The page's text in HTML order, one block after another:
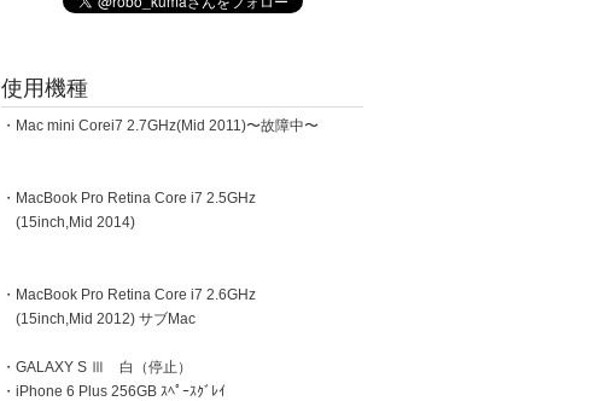
使用機種
・Mac mini Corei7 2.7GHz(Mid 2011)〜故障中〜
・MacBook Pro Retina Core i7 2.5GHz
(15inch,Mid 2014)
・MacBook Pro Retina Core i7 2.6GHz
(15inch,Mid 2012) サブMac
・GALAXY S Ⅲ 白（停止）
・iPhone 6 Plus 256GB ｽﾍﾟｰｽｸﾞﾚｲ